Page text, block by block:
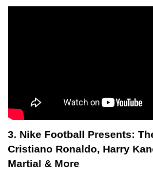
3. Nike Football Presents:
Cristiano Ronaldo, Harry
Martial & More